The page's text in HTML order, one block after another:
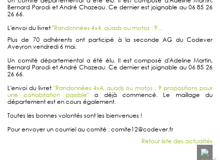
Bernard Parodi et André Chazeau. Ce dernier est joignable au 06 85 26
26 66.
L'envoi du livret"Randonnées 4x4, quads ou motos : 9...
Plus de 70 adhérents ont participé à la seconde AG du Codever
Aveyron vendredi 6 mai.
Un comité départemental a été élu. Il est composé d'Adeline Martin,
Bernard Parodi et André Chazeau. Ce dernier est joignable au 06 85 26
26 66.
L'envoi du livret "Randonnées 4x4, quads ou motos : 9 propositions pour
une cohabitation paisible"a déjà commencé. Le maillage du
département est en cours également.
Toutes les bonnes volontés sont les bienvenues !
Pour envoyer un courriel au comité : comite12@codever.fr
Retour liste des actualités